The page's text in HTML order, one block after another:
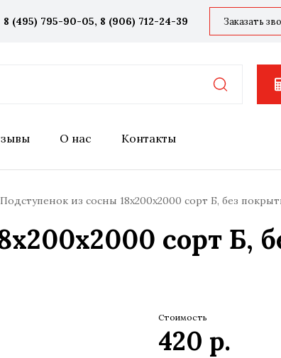
8 (495) 795-90-05, 8 (906) 712-24-39 Заказать
О нас Контакты
Подступенок из сосны 18x200x2000 сорт Б, без
сорт Б,
Стоимость
420 р.